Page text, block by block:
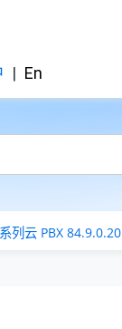
| En
列云 PBX 84.9.0.20